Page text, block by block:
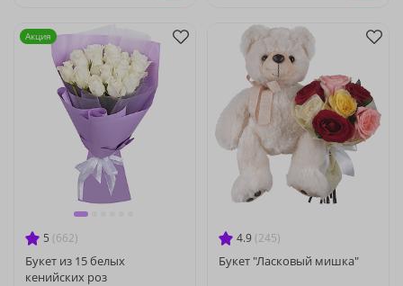
5 (662)
Букет из 15 белых
кенийских роз
Акция
4.9 (245)
Букет "Ласковый мишка"